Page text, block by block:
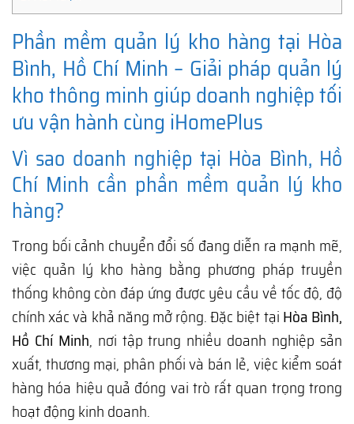
Phần mềm quản lý kho hàng tại Hòa
Bình, Hồ Chí Minh – Giải pháp quản lý
kho thông minh giúp doanh nghiệp tối
ưu vận hành cùng iHomePlus
Vì sao doanh nghiệp tại Hòa Bình, Hồ
Chí Minh cần phần mềm quản lý kho
hàng?
Trong bối cảnh chuyển đổi số đang diễn ra mạnh mẽ,
việc quản lý kho hàng bằng phương pháp truyền
thống không còn đáp ứng được yêu cầu về tốc độ, độ
chính xác và khả năng mở rộng. Đặc biệt tại Hòa Bình,
Hồ Chí Minh, nơi tập trung nhiều doanh nghiệp sản
xuất, thương mại, phân phối và bán lẻ, việc kiểm soát
hàng hóa hiệu quả đóng vai trò rất quan trọng trong
hoạt động kinh doanh.